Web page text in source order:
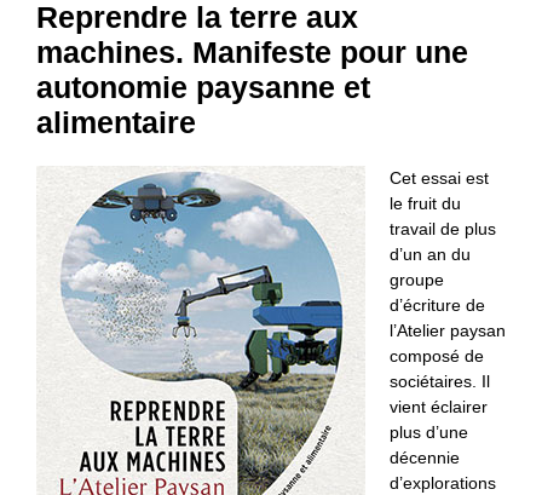
Reprendre la terre aux
machines. Manifeste pour une
autonomie paysanne et
alimentaire
Cet essai est
le fruit du
travail de plus
d’un an du
groupe
d’écriture de
l’Atelier paysan
composé de
sociétaires. Il
vient éclairer
plus d’une
décennie
d’explorations